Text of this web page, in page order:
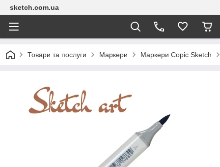
sketch.com.ua
Товари та послуги Маркери Маркери Copic Sketch